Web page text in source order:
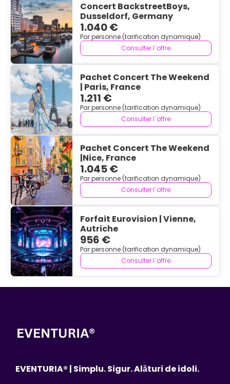
Concert BackstreetBoys,
Dusseldorf, Germany
1.040 €
Par personne (tarification dynamique)
Consulter l´offre
Pachet Concert The Weekend
| Paris, France
1.211 €
Par personne (tarification dynamique)
Consulter l´offre
Pachet Concert The Weekend
|Nice, France
1.045 €
Par personne (tarification dynamique)
Consulter l´offre
Forfait Eurovision | Vienne,
Autriche
956 €
Par personne (tarification dynamique)
Consulter l´offre
EVENTURIA® | Simplu. Sigur. Alături de idoli.